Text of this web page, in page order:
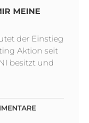
MEINE
der Einstieg
Aktion seit
besitzt und